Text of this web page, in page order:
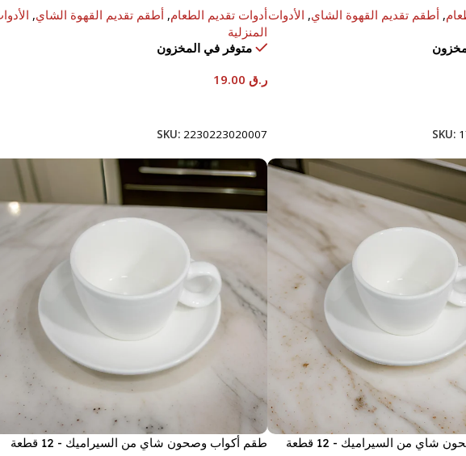
, أطقم تقديم القهوة الشاي, الأدوات
SKU:
أدوات تقديم الطعام, أطقم تقديم القهوة الشاي,
المنزلية
متوفر في المخزون
ر.ق
SKU: 2230223020007
شاي من السيراميك - 12 قطعة طقم أكواب وصحون شاي من السيراميك - 12 قطعة